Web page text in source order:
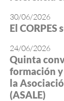
30/06/2026
El
24/06/2026
Quinta
formación
la
(ASALE)